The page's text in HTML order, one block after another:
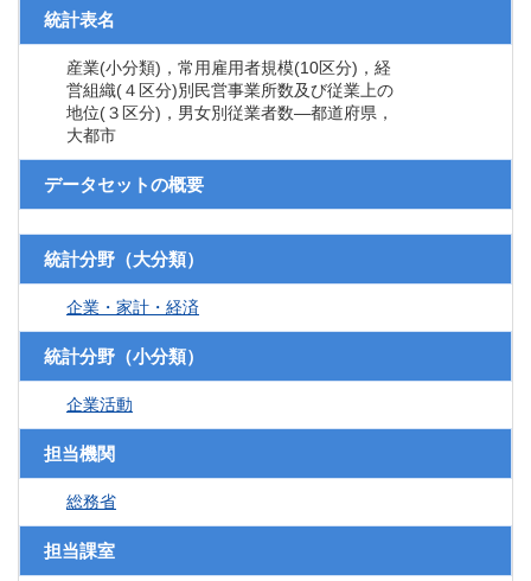
統計表名
産業(小分類)，常用雇用者規模(10区分)，経
営組織(４区分)別民営事業所数及び従業上の
地位(３区分)，男女別従業者数―都道府県，
大都市
データセットの概要
統計分野（大分類）
企業・家計・経済
統計分野（小分類）
企業活動
担当機関
総務省
担当課室